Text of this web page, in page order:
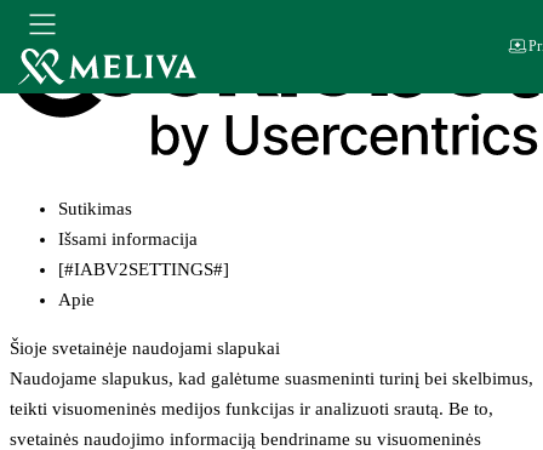
Sutikimas
Išsami informacija
[#IABV2SETTINGS#]
Apie
Šioje svetainėje naudojami slapukai
Naudojame slapukus, kad galėtume suasmeninti turinį bei skelbimus,
teikti visuomeninės medijos funkcijas ir analizuoti srautą. Be to,
svetainės naudojimo informaciją bendriname su visuomeninės